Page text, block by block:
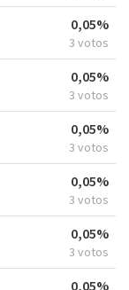
0,05%
3 votos
0,05%
3 votos
0,05%
3 votos
0,05%
3 votos
0,05%
3 votos
0,05%